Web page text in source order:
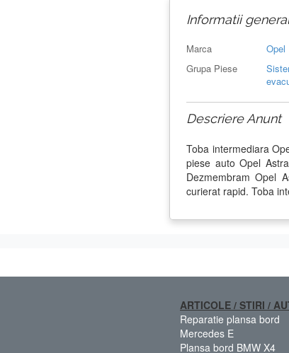
Informatii
Marca Opel
Grupa Piese
Descriere Anunt
Toba intermediara
piese auto Opel
Dezmembram Opel
curierat rapid. Toba
ARTICOLE / STIRI /
Reparatie plansa bord
Mercedes E
Plansa bord BMW X4